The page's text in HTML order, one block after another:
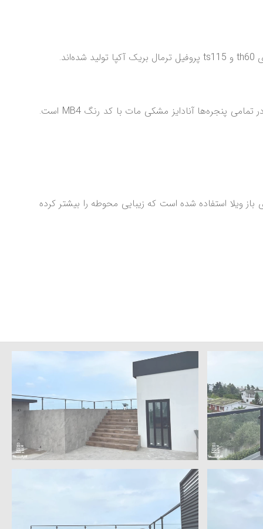
این پروژه در شهرک ساحلی گل‌ دریا یکی از زیباترین شهرک‌ های ساحلی منطقه وازیوار رویان واقع شده است. رنگ به کار برده شده در تمامی پنجره‌ها آنادایز مشکی مات با کد رنگ MB4 است.
ویلا استفاده شده است که زیبایی محوطه را بیشتر کرده